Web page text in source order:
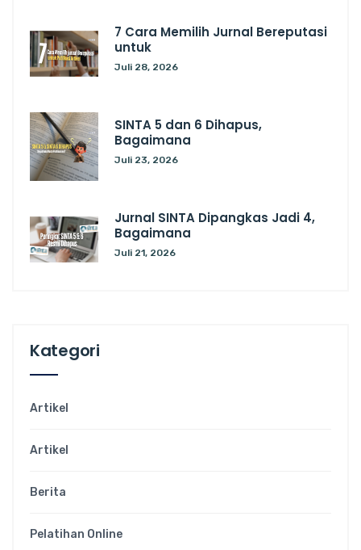
7 Cara Memilih Jurnal Bereputasi
untuk
Juli 28, 2026
SINTA 5 dan 6 Dihapus,
Bagaimana
Juli 23, 2026
Jurnal SINTA Dipangkas Jadi 4,
Bagaimana
Juli 21, 2026
Kategori
Artikel
Artikel
Berita
Pelatihan Online